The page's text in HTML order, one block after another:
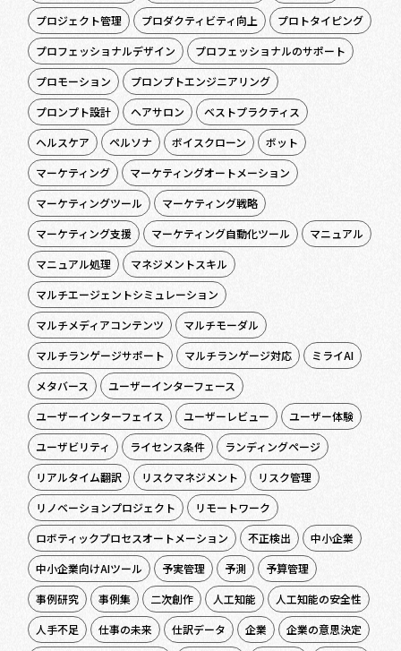
プロジェクト管理
プロダクティビティ向上
プロトタイピング
プロフェッショナルデザイン
プロフェッショナルのサポート
プロモーション
プロンプトエンジニアリング
プロンプト設計
ヘアサロン
ベストプラクティス
ヘルスケア
ペルソナ ボイスクローン
ボット
マーケティング
マーケティングオートメーション
マーケティングツール
マーケティング戦略
マーケティング支援
マーケティング自動化ツール
マニュアル
マニュアル処理
マネジメントスキル
マルチエージェントシミュレーション
マルチメディアコンテンツ
マルチモーダル
マルチランゲージサポート
マルチランゲージ対応
ミライAI
メタバース
ユーザーインターフェース
ユーザーインターフェイス
ユーザーレビュー
ユーザー体験
ユーザビリティ
ライセンス条件
ランディングページ
リアルタイム翻訳
リスクマネジメント
リスク管理
リノベーションプロジェクト
リモートワーク
ロボティックプロセスオートメーション
不正検出
中小企業
中小企業向けAIツール
予実管理 予測
予算管理
事例研究
事例集 二次創作 人工知能
人工知能の安全性
人手不足
仕事の未来 仕訳データ 企業
企業の意思決定